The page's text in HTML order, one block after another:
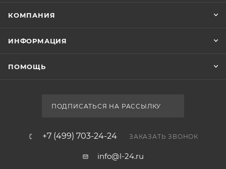
КОМПАНИЯ
ИНФОРМАЦИЯ
ПОМОЩЬ
ПОДПИСАТЬСЯ НА РАССЫЛКУ
+7 (499) 703-24-24 ЗАКАЗАТЬ ЗВОНОК
info@l-24.ru